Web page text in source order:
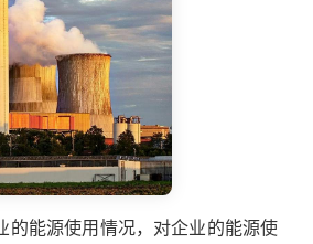
的能源使用情况，对企业的能源使